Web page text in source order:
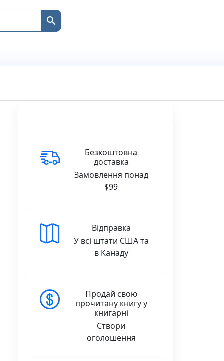
Безкоштовна
доставка
Замовлення понад
$99
Відправка
У всі штати США та
в Канаду
Продай свою
прочитану книгу у
книгарні
Створи
оголошення